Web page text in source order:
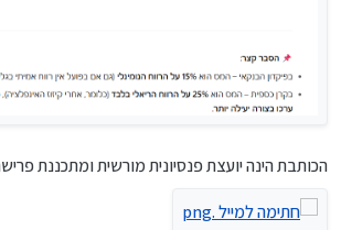
הכותבת הינה יועצת פנסיונית מורשית ומתכננת